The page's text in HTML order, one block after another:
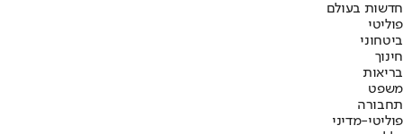
חדשות בעולם
פוליטי
ביטחוני
חינוך
בריאות
משפט
תחבורה
פוליטי-מדיני